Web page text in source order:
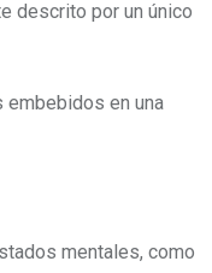
descrito por un único
en una
mentales, como